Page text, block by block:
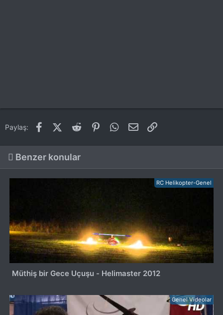
Paylaş: FacebookX (Twitter)
Reddit PinterestWhatsApp
E-posta
Benzer konular
RC Helikopter-Genel
Müthiş bir Gece Uçuşu - Helimaster 2012
Genel Videolar